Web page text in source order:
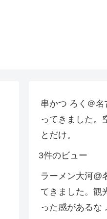
串かつ ろく＠
ってきました。
とだけ。
3件のビュー
ラーメン大河@
てきました。観
った感があるな